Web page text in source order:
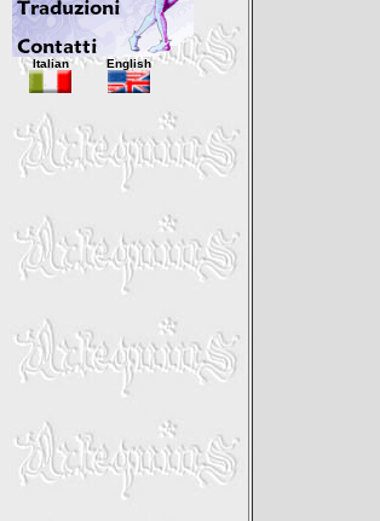
Italian English